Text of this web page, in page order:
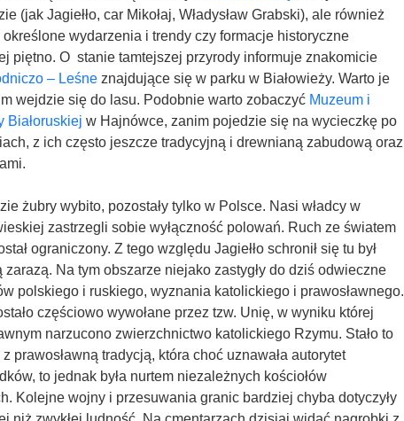
(jak Jagiełło, car Mikołaj, Władysław Grabski), ale również
określone wydarzenia i trendy czy formacje historyczne
piętno. O stanie tamtejszej przyrody informuje znakomicie
– Leśne znajdujące się w parku w Białowieży. Warto je
wejdzie się do lasu. Podobnie warto zobaczyć Muzeum i
Białoruskiej w Hajnówce, zanim pojedzie się na wycieczkę po
z ich często jeszcze tradycyjną i drewnianą zabudową oraz
żubry wybito, pozostały tylko w Polsce. Nasi władcy w
zastrzegli sobie wyłączność polowań. Ruch ze światem
ograniczony. Z tego względu Jagiełło schronił się tu był
zarazą. Na tym obszarze niejako zastygły do dziś odwieczne
polskiego i ruskiego, wyznania katolickiego i prawosławnego.
częściowo wywołane przez tzw. Unię, w wyniku której
narzucono zwierzchnictwo katolickiego Rzymu. Stało to
prawosławną tradycją, która choć uznawała autorytet
to jednak była nurtem niezależnych kościołów
Kolejne wojny i przesuwania granic bardziej chyba dotyczyły